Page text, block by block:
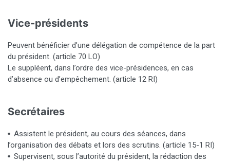
Vice-présidents
Peuvent bénéficier d’une délégation de compétence de la part
du président. (article 70 LO)
Le suppléent, dans l’ordre des vice-présidences, en cas
d’absence ou d’empêchement. (article 12 RI)
Secrétaires
Assistent le président, au cours des séances, dans
l’organisation des débats et lors des scrutins. (article 15-1 RI)
Supervisent, sous l’autorité du président, la rédaction des